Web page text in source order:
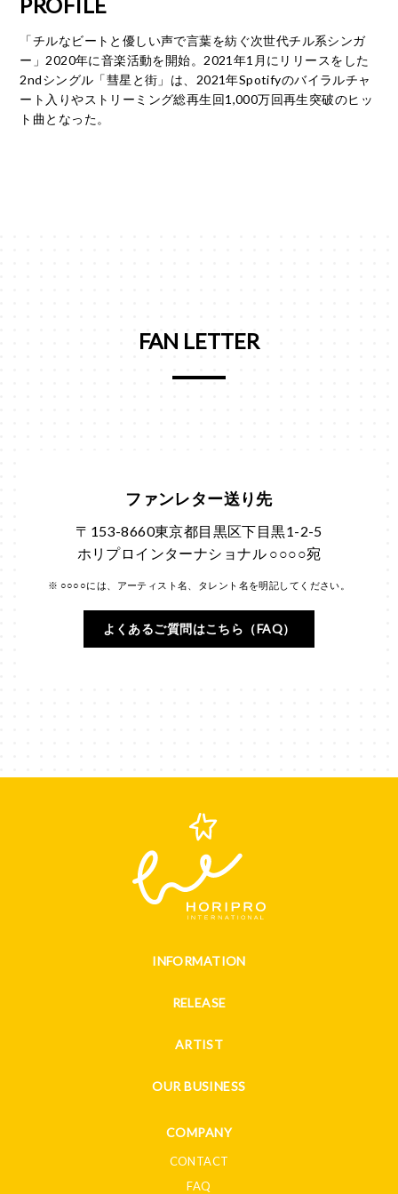
「チルなビートと優しい声で言葉を紡ぐ次世代チル系シンガ
ー」2020年に音楽活動を開始。2021年1月にリリースをした
2ndシングル「彗星と街」は、2021年Spotifyのバイラルチャ
ート入りやストリーミング総再生回1,000万回再生突破のヒッ
ト曲となった。
FAN LETTER
ファンレター送り先
〒153-8660東京都目黒区下目黒1-2-5
ホリプロインターナショナル ○○○○宛
※ ○○○○には、アーティスト名、タレント名を明記してください。
よくあるご質問はこちら（FAQ）
INFORMATION
RELEASE
ARTIST
OUR BUSINESS
COMPANY
CONTACT
FAQ